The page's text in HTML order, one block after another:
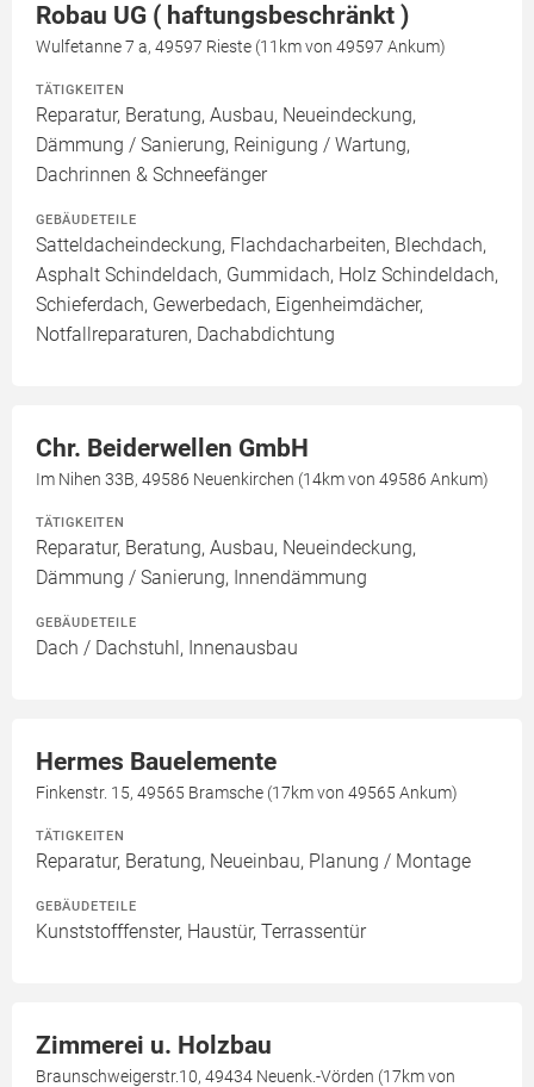
Robau UG ( haftungsbeschränkt )
Wulfetanne 7 a, 49597 Rieste (11km von 49597 Ankum)
TÄTIGKEITEN
Reparatur, Beratung, Ausbau, Neueindeckung,
Dämmung / Sanierung, Reinigung / Wartung,
Dachrinnen & Schneefänger
GEBÄUDETEILE
Satteldacheindeckung, Flachdacharbeiten, Blechdach,
Asphalt Schindeldach, Gummidach, Holz Schindeldach,
Schieferdach, Gewerbedach, Eigenheimdächer,
Notfallreparaturen, Dachabdichtung
Chr. Beiderwellen GmbH
Im Nihen 33B, 49586 Neuenkirchen (14km von 49586 Ankum)
TÄTIGKEITEN
Reparatur, Beratung, Ausbau, Neueindeckung,
Dämmung / Sanierung, Innendämmung
GEBÄUDETEILE
Dach / Dachstuhl, Innenausbau
Hermes Bauelemente
Finkenstr. 15, 49565 Bramsche (17km von 49565 Ankum)
TÄTIGKEITEN
Reparatur, Beratung, Neueinbau, Planung / Montage
GEBÄUDETEILE
Kunststofffenster, Haustür, Terrassentür
Zimmerei u. Holzbau
Braunschweigerstr.10, 49434 Neuenk.-Vörden (17km von